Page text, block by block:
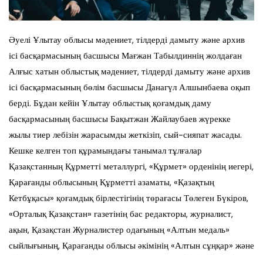
Әуелі Ұлытау облысы мәдениет, тілдерді дамыту және архив
ісі басқармасының басшысы Мағжан Табылдиннің жолдаған
Алғыс хатын облыстық мәдениет, тілдерді дамыту және архив
ісі басқармасының бөлім басшысы Данагүл Алшынбаева оқып
берді. Бұдан кейін Ұлытау облыстық қоғамдық даму
басқармасының басшысы Бақытжан Жайлаубаев жүрекке
жылы тиер лебізін жарасымды жеткізіп, сый-сияпат жасады.
Кешке келген топ құрамындағы танымал тұлғалар
Қазақстанның Құрметті металлургі, «Құрмет» орденінің иегері,
Қарағанды облысының Құрметті азаматы, «Қазақтың
Кетбұқасы» қоғамдық бірлестігінің төрағасы Төлеген Бүкіров,
«Орталық Қазақстан» газетінің бас редакторы, журналист,
ақын, Қазақстан Журналистер одағының «Алтын медаль»
сыйлығының, Қарағанды облысы әкімінің «Алтын сұңқар» және